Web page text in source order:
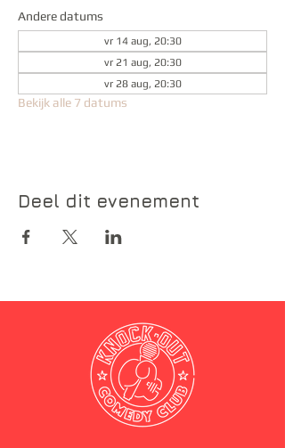
Andere datums
vr 14 aug, 20:30
vr 21 aug, 20:30
vr 28 aug, 20:30
Bekijk alle 7 datums
Deel dit evenement